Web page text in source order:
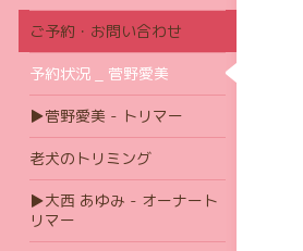
ご予約・お問い合わせ
予約状況 _ 菅野愛美
▶菅野愛美 - トリマー
老犬のトリミング
▶大西 あゆみ - オーナート
リマー